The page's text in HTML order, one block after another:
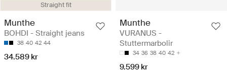
Straight fit
Munthe
BOHDI - Straight jeans
38 40 42 44
34.589 kr
Munthe
VURANUS -
Stuttermarbolir
34 36 38 40 42
9.599 kr